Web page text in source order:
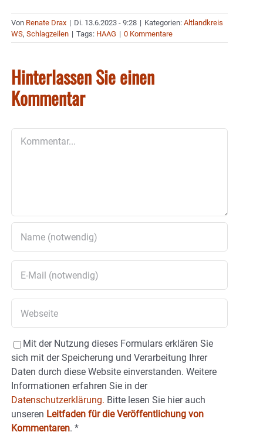
Von Renate Drax | Di. 13.6.2023 - 9:28 | Kategorien: Altlandkreis
WS, Schlagzeilen | Tags: HAAG | 0 Kommentare
Hinterlassen Sie einen
Kommentar
Mit der Nutzung dieses Formulars erklären Sie
sich mit der Speicherung und Verarbeitung Ihrer
Daten durch diese Website einverstanden. Weitere
Informationen erfahren Sie in der
Datenschutzerklärung. Bitte lesen Sie hier auch
unseren Leitfaden für die Veröffentlichung von
Kommentaren. *